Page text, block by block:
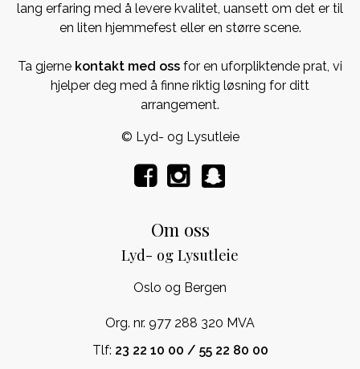
lang erfaring med å levere kvalitet, uansett om det er til
en liten hjemmefest eller en større scene.
Ta gjerne kontakt med oss for en uforpliktende prat, vi
hjelper deg med å finne riktig løsning for ditt
arrangement.
© Lyd- og Lysutleie
Om oss
Lyd- og Lysutleie
Oslo og Bergen
Org. nr. 977 288 320 MVA
Tlf: 23 22 10 00 / 55 22 80 00